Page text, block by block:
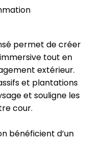
permet de créer
tout en
extérieur.
et plantations
et souligne les
cour.
bénéficient d’un